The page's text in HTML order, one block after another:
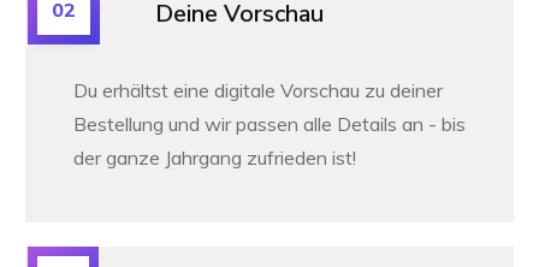
Deine Vorschau
02
Du erhältst eine digitale Vorschau zu deiner
Bestellung und wir passen alle Details an - bis
der ganze Jahrgang zufrieden ist!